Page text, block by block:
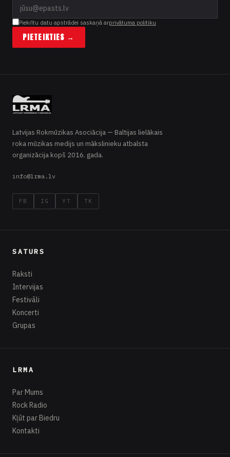
Piekrītu datu apstrādei saskaņā arprivātuma politiku
PIETEIKTIES →
Latvijas Rokmūzikas Asociācija — Baltijas lielākais
roka mūzikas medijs un mākslinieku atbalsta
organizācija kopš 2016. gada.
info@lrma.lv
FB IG YT TK
SATURS
Raksti
Intervijas
Festivāli
Koncerti
Grupas
LRMA
Par Mums
Rock Radio
Kļūt par Biedru
Kontakti